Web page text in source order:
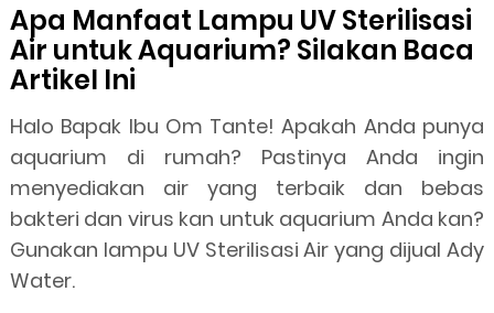
Apa Manfaat Lampu UV Sterilisasi
Air untuk Aquarium? Silakan Baca
Artikel Ini
Halo Bapak Ibu Om Tante! Apakah Anda punya
aquarium di rumah? Pastinya Anda ingin
menyediakan air yang terbaik dan bebas
bakteri dan virus kan untuk aquarium Anda kan?
Gunakan lampu UV Sterilisasi Air yang dijual Ady
Water.